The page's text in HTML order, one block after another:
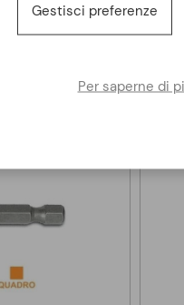
hanno
Gestisci preferenze
Per saperne di